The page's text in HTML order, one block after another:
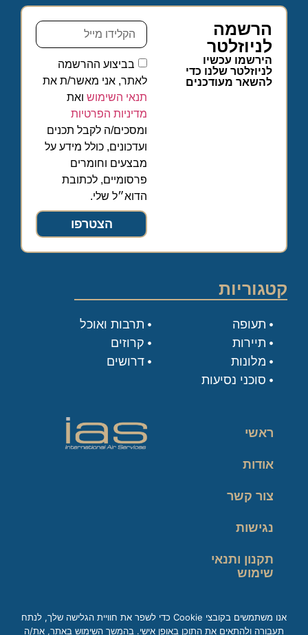
הרשמה
לניוזלטר
הירשמו עכשיו
לניוזלטר שלנו כדי
להשאר מעודכנים
בביצוע ההרשמה
לאתר, אני מאשר/ת את
תנאי השימוש ואת
מדיניות הפרטיות
ומסכים/ה לקבל תכנים
ועדכונים, כולל מידע על
מבצעים וחומרים
פרסומיים, לכתובת
הדוא״ל שלי.
הצטרפו
קטגוריות
תעופה
תיירות
מלונות
סוכני נסיעות
תרבות ואוכל
קרוזים
דרושים
ראשי
אודות
צור קשר
נגישות
תקנון ותנאי
שימוש
אנו משתמשים בקובצי Cookie כדי לשפר את חוויית הגלישה שלך, לנתח
תעבורה ולהתאים את התוכן באופן אישי. בהמשך השימוש באתר, את/ה